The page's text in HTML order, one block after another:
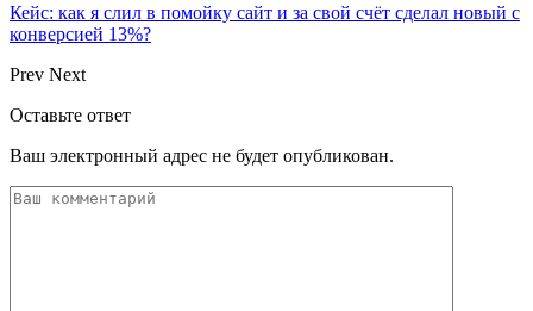
Кейс: как я слил в помойку сайт и за свой счёт сделал новый с
конверсией 13%?
Prev Next
Оставьте ответ
Ваш электронный адрес не будет опубликован.